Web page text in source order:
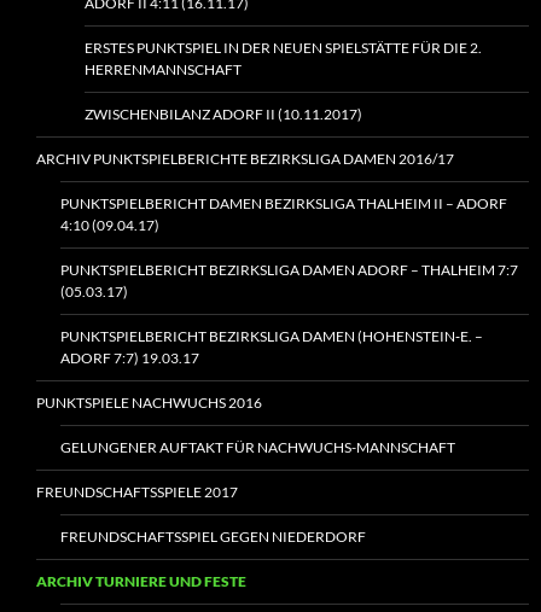
ERSTES PUNKTSPIEL IN DER NEUEN SPIELSTÄTTE FÜR DIE 2.
HERRENMANNSCHAFT
ZWISCHENBILANZ ADORF II (10.11.2017)
ARCHIV PUNKTSPIELBERICHTE BEZIRKSLIGA DAMEN 2016/17
PUNKTSPIELBERICHT DAMEN BEZIRKSLIGA THALHEIM II – ADORF
4:10 (09.04.17)
PUNKTSPIELBERICHT BEZIRKSLIGA DAMEN ADORF – THALHEIM 7:7
(05.03.17)
PUNKTSPIELBERICHT BEZIRKSLIGA DAMEN (HOHENSTEIN‑E. –
ADORF 7:7) 19.03.17
PUNKTSPIELE NACHWUCHS 2016
GELUNGENER AUFTAKT FÜR NACHWUCHS-MANNSCHAFT
FREUNDSCHAFTSSPIELE 2017
FREUNDSCHAFTSSPIEL GEGEN NIEDERDORF
ARCHIV TURNIERE UND FESTE